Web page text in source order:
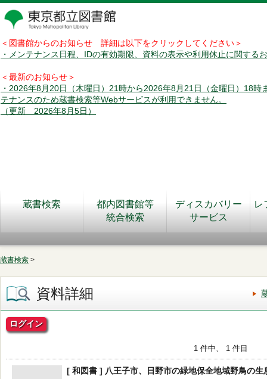
＜図書館からのお知らせ 詳細は以下をクリックしてください＞
・メンテナンス日程、IDの有効期限、資料の表示や利用休止に関する
＜最新のお知らせ＞
・2026年8月20日（木曜日）21時から2026年8月21日（金曜日）18時
テナンスのため蔵書検索等Webサービスが利用できません。
（更新 2026年8月5日）
蔵書検索
都内図書館等
統合検索
ディスカバリー
サービス
レ
蔵書検索 >
資料詳細
ログイン
1 件中、 1 件目
[ 和図書 ] 八王子市、日野市の緑地保全地域野鳥の生